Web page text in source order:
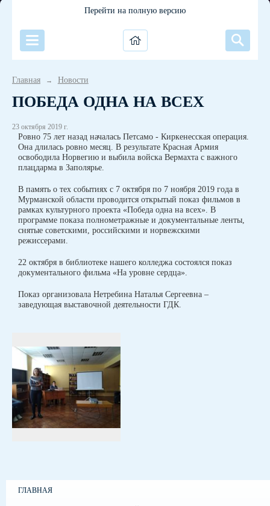
Перейти на полную версию
Главная → Новости
ПОБЕДА ОДНА НА ВСЕХ
23 октября 2019 г.
Ровно 75 лет назад началась Петсамо - Киркенесская операция.
Она длилась ровно месяц. В результате Красная Армия
освободила Норвегию и выбила войска Вермахта с важного
плацдарма в Заполярье.
В память о тех событиях с 7 октября по 7 ноября 2019 года в
Мурманской области проводится открытый показ фильмов в
рамках культурного проекта «Победа одна на всех». В
программе показа полнометражные и документальные ленты,
снятые советскими, российскими и норвежскими
режиссерами.
22 октября в библиотеке нашего колледжа состоялся показ
документального фильма «На уровне сердца».
Показ организовала Нетребина Наталья Сергеевна –
заведующая выставочной деятельности ГДК.
ГЛАВНАЯ